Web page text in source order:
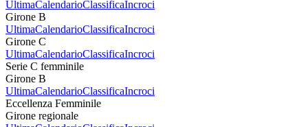
UltimaCalendarioClassificaIncroci
Girone B
UltimaCalendarioClassificaIncroci
Girone C
UltimaCalendarioClassificaIncroci
Serie C femminile
Girone B
UltimaCalendarioClassificaIncroci
Eccellenza Femminile
Girone regionale